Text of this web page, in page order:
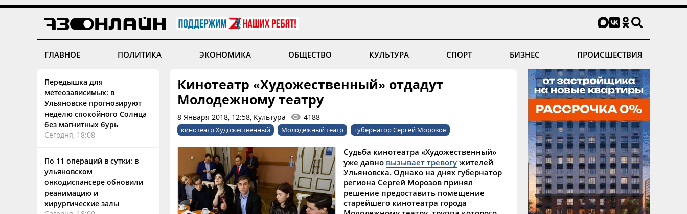
ГЛАВНОЕ ПОЛИТИКА ЭКОНОМИКА ОБЩЕСТВО КУЛЬТУРА СПОРТ БИЗНЕС ПРОИСШЕСТВИЯ
Передышка для
метеозависимых: в
Ульяновске прогнозируют
неделю спокойного Солнца
без магнитных бурь
Сегодня, 18:08
По 11 операций в сутки: в
ульяновском
онкодиспансере обновили
реанимацию и
хирургические залы
Кинотеатр «Художественный» отдадут
Молодежному театру
8 Января 2018, 12:58, Культура 4188
кинотеатр Художественный Молодежный театр губернатор Сергей Морозов
Судьба кинотеатра «Художественный»
уже давно вызывает тревогу жителей
Ульяновска. Однако на днях губернатор
региона Сергей Морозов принял
решение предоставить помещение
старейшего кинотеатра города